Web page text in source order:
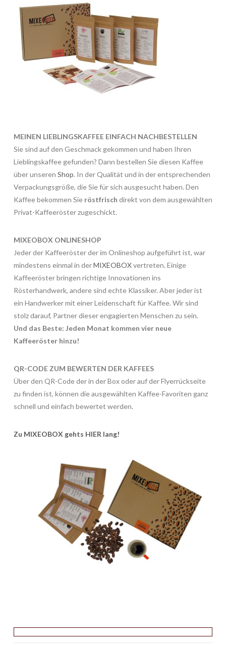
MEINEN LIEBLINGSKAFFEE EINFACH NACHBESTELLEN
Sie sind auf den Geschmack gekommen und haben Ihren
Lieblingskaffee gefunden? Dann bestellen Sie diesen Kaffee
über unseren Shop. In der Qualität und in der entsprechenden
Verpackungsgröße, die Sie für sich ausgesucht haben. Den
Kaffee bekommen Sie röstfrisch direkt von dem ausgewählten
Privat-Kaffeeröster zugeschickt.
MIXEOBOX ONLINESHOP
Jeder der Kaffeeröster der im Onlineshop aufgeführt ist, war
mindestens einmal in derMIXEOBOXvertreten. Einige
Kaffeeröster bringen richtige Innovationen ins
Rösterhandwerk, andere sind echte Klassiker. Aber jeder ist
ein Handwerker mit einer Leidenschaft für Kaffee. Wir sind
stolz darauf, Partner dieser engagierten Menschen zu sein.
Und das Beste: Jeden Monat kommen vier neue
Kaffeeröster hinzu!
QR-CODE ZUM BEWERTEN DER KAFFEES
Über den QR-Code der in der Box oder auf der Flyerrückseite
zu finden ist, können die ausgewählten Kaffee-Favoriten ganz
schnell und einfach bewertet werden.
Zu MIXEOBOX gehts HIER lang!